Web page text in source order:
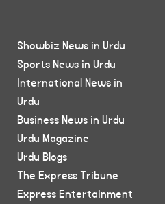
Showbiz News in Urdu
Sports News in Urdu
International News in
Urdu
Business News in Urdu
Urdu Magazine
Urdu Blogs
The Express Tribune
Express Entertainment